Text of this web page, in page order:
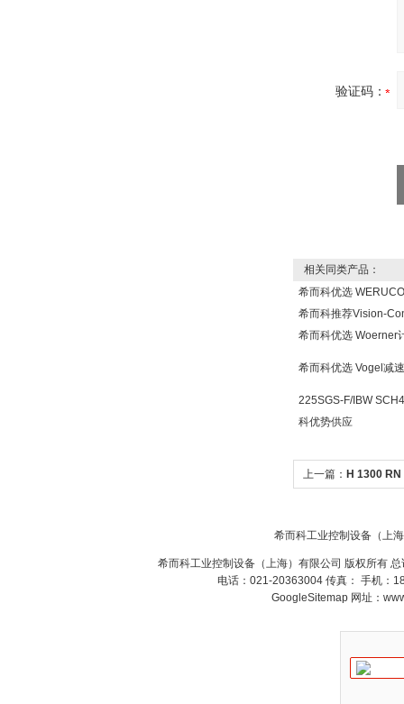
SIEMENS 6SB2073-
验证码：
相关同类产品：
希而科优选
希而科推荐Vision-
希而科优选 Woerner
希而科优选 Vogel减
225SGS-F/IBW
科优势供应
上一篇： H 1300
希而科工业控制设备（上
希而科工业控制设备（上海）有限公司 版权所有
电话：021-20363004 传真： 手机：
GoogleSitemap网址：